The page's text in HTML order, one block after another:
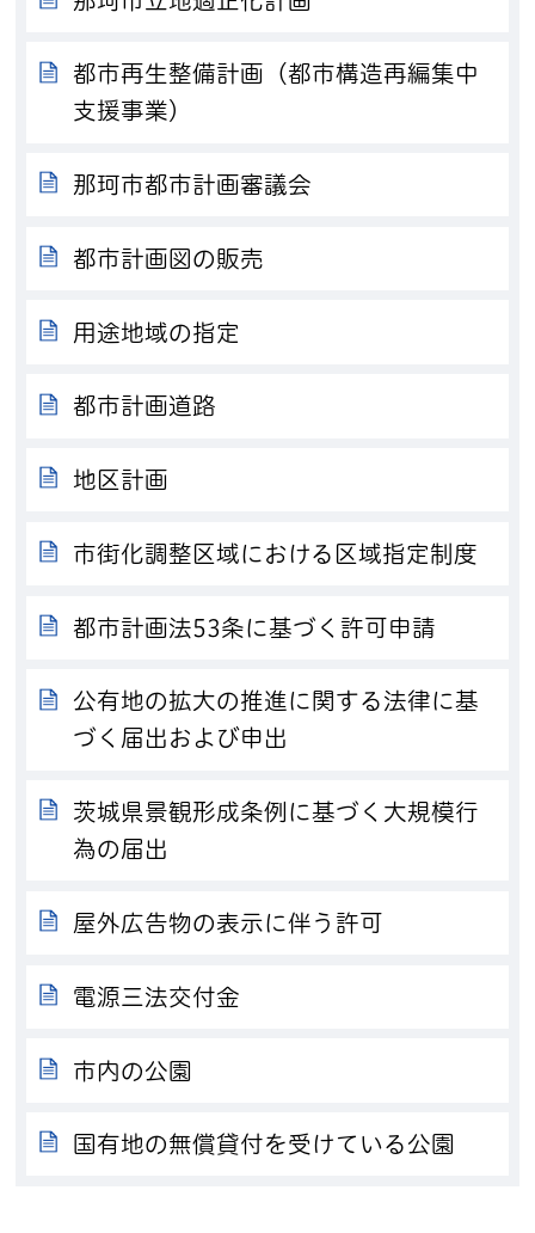
都市再生整備計画（都市構造再編集中
支援事業）
那珂市都市計画審議会
都市計画図の販売
用途地域の指定
都市計画道路
地区計画
市街化調整区域における区域指定制度
都市計画法53条に基づく許可申請
公有地の拡大の推進に関する法律に基
づく届出および申出
茨城県景観形成条例に基づく大規模行
為の届出
屋外広告物の表示に伴う許可
電源三法交付金
市内の公園
国有地の無償貸付を受けている公園